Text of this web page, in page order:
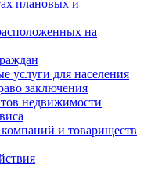
плановых и
на
услуги для населения
заключения
недвижимости
и товариществ